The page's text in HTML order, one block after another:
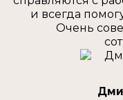
и всегда
Очень